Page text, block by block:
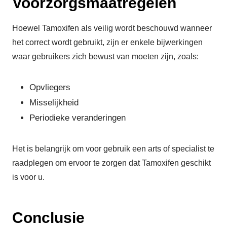
Hoewel Tamoxifen als veilig wordt beschouwd wanneer
het correct wordt gebruikt, zijn er enkele bijwerkingen
waar gebruikers zich bewust van moeten zijn, zoals:
Opvliegers
Misselijkheid
Periodieke veranderingen
Het is belangrijk om voor gebruik een arts of specialist te
raadplegen om ervoor te zorgen dat Tamoxifen geschikt
is voor u.
Conclusie